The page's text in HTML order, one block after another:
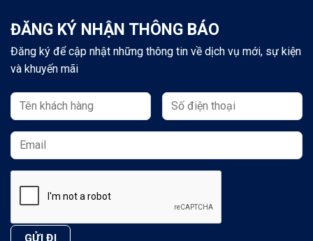
ĐĂNG KÝ NHẬN THÔNG BÁO
Đăng ký để cập nhật những thông tin về dịch vụ mới, sự kiện
và khuyến mãi